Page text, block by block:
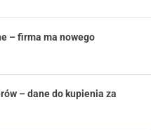
– firma ma nowego
– dane do kupienia za